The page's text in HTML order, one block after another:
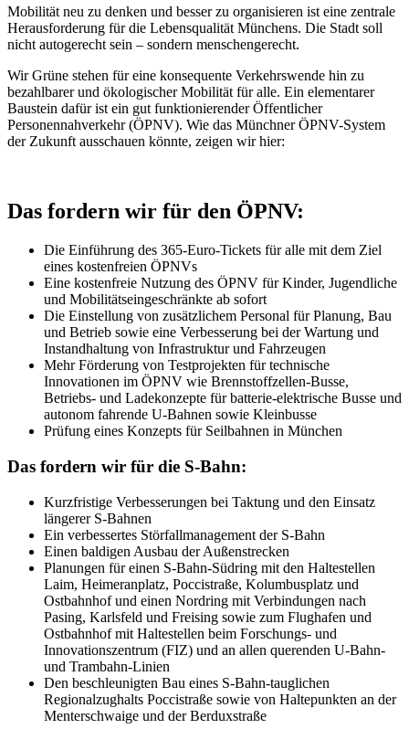
Mobilität neu zu denken und besser zu organisieren ist eine zentrale
Herausforderung für die Lebensqualität Münchens. Die Stadt soll
nicht autogerecht sein – sondern menschengerecht.
Wir Grüne stehen für eine konsequente Verkehrswende hin zu
bezahlbarer und ökologischer Mobilität für alle. Ein elementarer
Baustein dafür ist ein gut funktionierender Öffentlicher
Personennahverkehr (ÖPNV). Wie das Münchner ÖPNV-System
der Zukunft ausschauen könnte, zeigen wir hier:
Das fordern wir für den ÖPNV:
Die Einführung des 365-Euro-Tickets für alle mit dem Ziel
eines kostenfreien ÖPNVs
Eine kostenfreie Nutzung des ÖPNV für Kinder, Jugendliche
und Mobilitätseingeschränkte ab sofort
Die Einstellung von zusätzlichem Personal für Planung, Bau
und Betrieb sowie eine Verbesserung bei der Wartung und
Instandhaltung von Infrastruktur und Fahrzeugen
Mehr Förderung von Testprojekten für technische
Innovationen im ÖPNV wie Brennstoffzellen-Busse,
Betriebs- und Ladekonzepte für batterie-elektrische Busse und
autonom fahrende U-Bahnen sowie Kleinbusse
Prüfung eines Konzepts für Seilbahnen in München
Das fordern wir für die S-Bahn:
Kurzfristige Verbesserungen bei Taktung und den Einsatz
längerer S-Bahnen
Ein verbessertes Störfallmanagement der S-Bahn
Einen baldigen Ausbau der Außenstrecken
Planungen für einen S-Bahn-Südring mit den Haltestellen
Laim, Heimeranplatz, Poccistraße, Kolumbusplatz und
Ostbahnhof und einen Nordring mit Verbindungen nach
Pasing, Karlsfeld und Freising sowie zum Flughafen und
Ostbahnhof mit Haltestellen beim Forschungs- und
Innovationszentrum (FIZ) und an allen querenden U-Bahn-
und Trambahn-Linien
Den beschleunigten Bau eines S-Bahn-tauglichen
Regionalzughalts Poccistraße sowie von Haltepunkten an der
Menterschwaige und der Berduxstraße